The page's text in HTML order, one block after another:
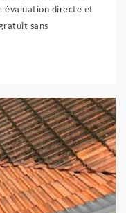
évaluation directe et
sans